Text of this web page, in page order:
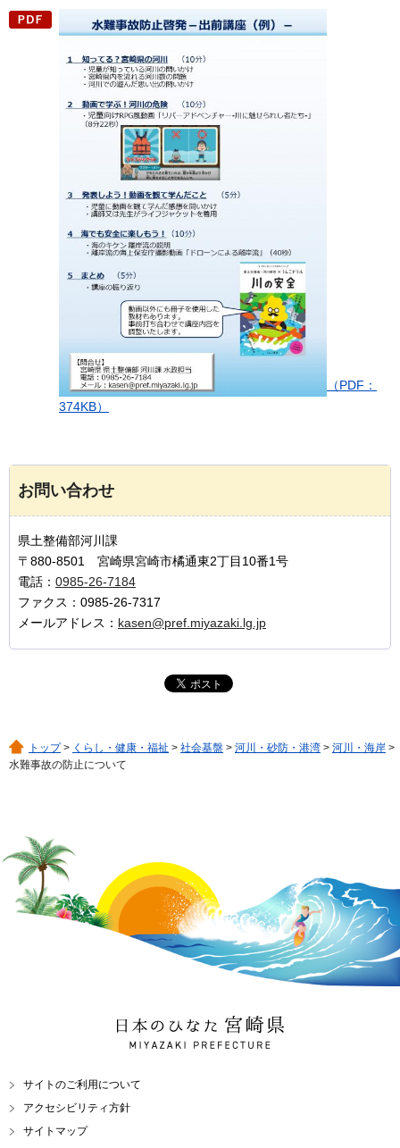
（PDF：
374KB）
お問い合わせ
県土整備部河川課
〒880-8501 宮崎県宮崎市橘通東2丁目10番1号
電話： 0985-26-7184
ファクス：0985-26-7317
メールアドレス： kasen@pref.miyazaki.lg.jp
トップ> くらし・健康・福祉 > 社会基盤 > 河川・砂防・港湾 > 河川・海岸 >
水難事故の防止について
日本のひなた 宮崎県
MIYAZAKI PREFECTURE
サイトのご利用について
アクセシビリティ方針
サイトマップ